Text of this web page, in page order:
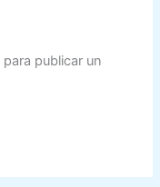
para publicar un